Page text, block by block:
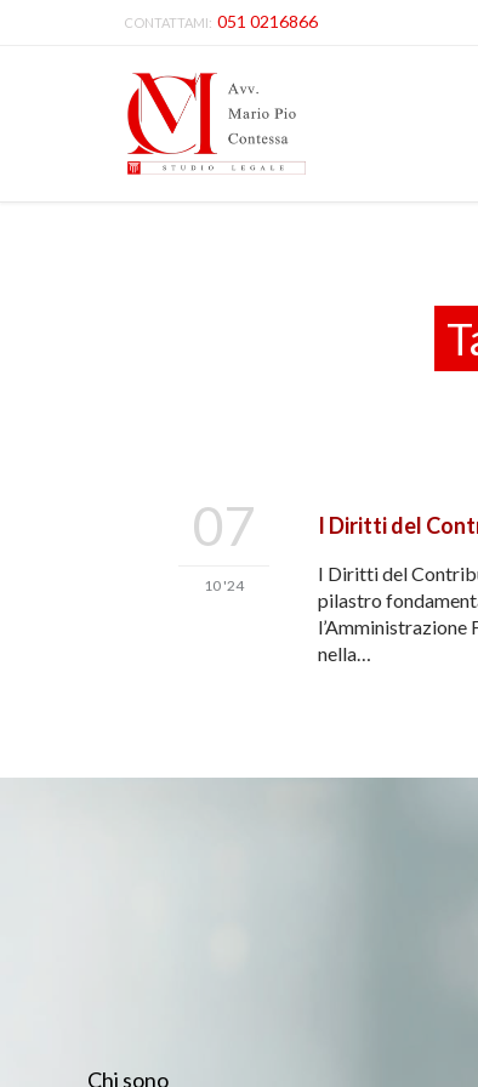
CONTATTAMI: 051 0216866
07
10 '24
I Diritti del
I Diritti del
pilastro
l’Amministrazione
nella…
Chi sono